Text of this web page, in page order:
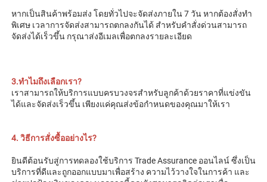
หากเป็นสินค้าพร้อมส่ง โดยทั่วไปจะจัดส่งภายใน 7 วัน หากต้องสั่งทำ
พิเศษ เวลาการจัดส่งสามารถตกลงกันได้ สำหรับคำสั่งด่วนสามารถ
จัดส่งได้เร็วขึ้น กรุณาส่งอีเมลเพื่อตกลงรายละเอียด
3.ทำไมถึงเลือกเรา?
เราสามารถให้บริการแบบครบวงจรสำหรับลูกค้าด้วยราคาที่แข่งขัน
ได้และจัดส่งเร็วขึ้น เพียงแค่คุณส่งข้อกำหนดของคุณมาให้เรา
4. วิธีการสั่งซื้ออย่างไร?
ยินดีต้อนรับสู่การทดลองใช้บริการ Trade Assurance ออนไลน์ ซึ่งเป็น
บริการที่ดีและถูกออกแบบมาเพื่อสร้าง ความไว้วางใจในการค้า และ